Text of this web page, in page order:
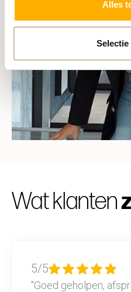
Alles
Selectie
Wat klanten
5/5
"Goed geholpen,